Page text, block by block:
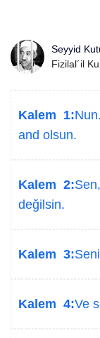
Seyyid
Fizilal´il
Kalem 1:
and olsun.
Kalem 2:
değilsin.
Kalem 3:
Kalem 4:Ve